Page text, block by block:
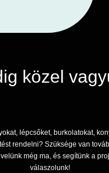
közel
lépcsőket, burkolatokat,
rendelni? Szüksége van
még ma, és segítünk a
válaszolunk!